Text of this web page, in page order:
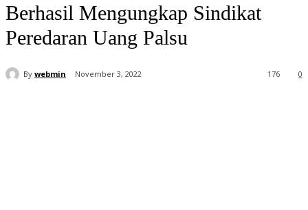
Berhasil Mengungkap Sindikat
Peredaran Uang Palsu
By webmin November 3, 2022 0
176